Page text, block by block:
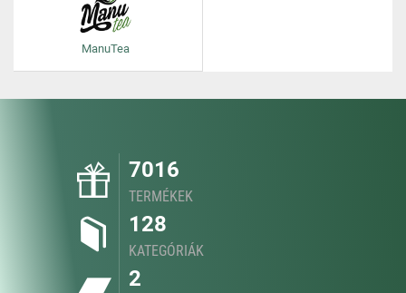
ManuTea
7016
TERMÉKEK
128
KATEGÓRIÁK
2